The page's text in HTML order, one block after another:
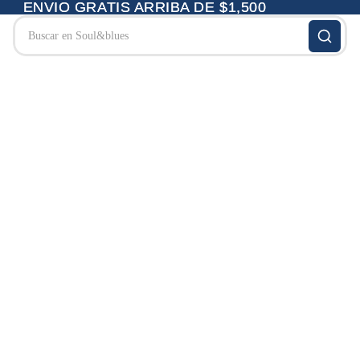
ENVIO GRATIS ARRIBA DE $1,500
ENVIO GRATIS ARRIBA DE $1,500